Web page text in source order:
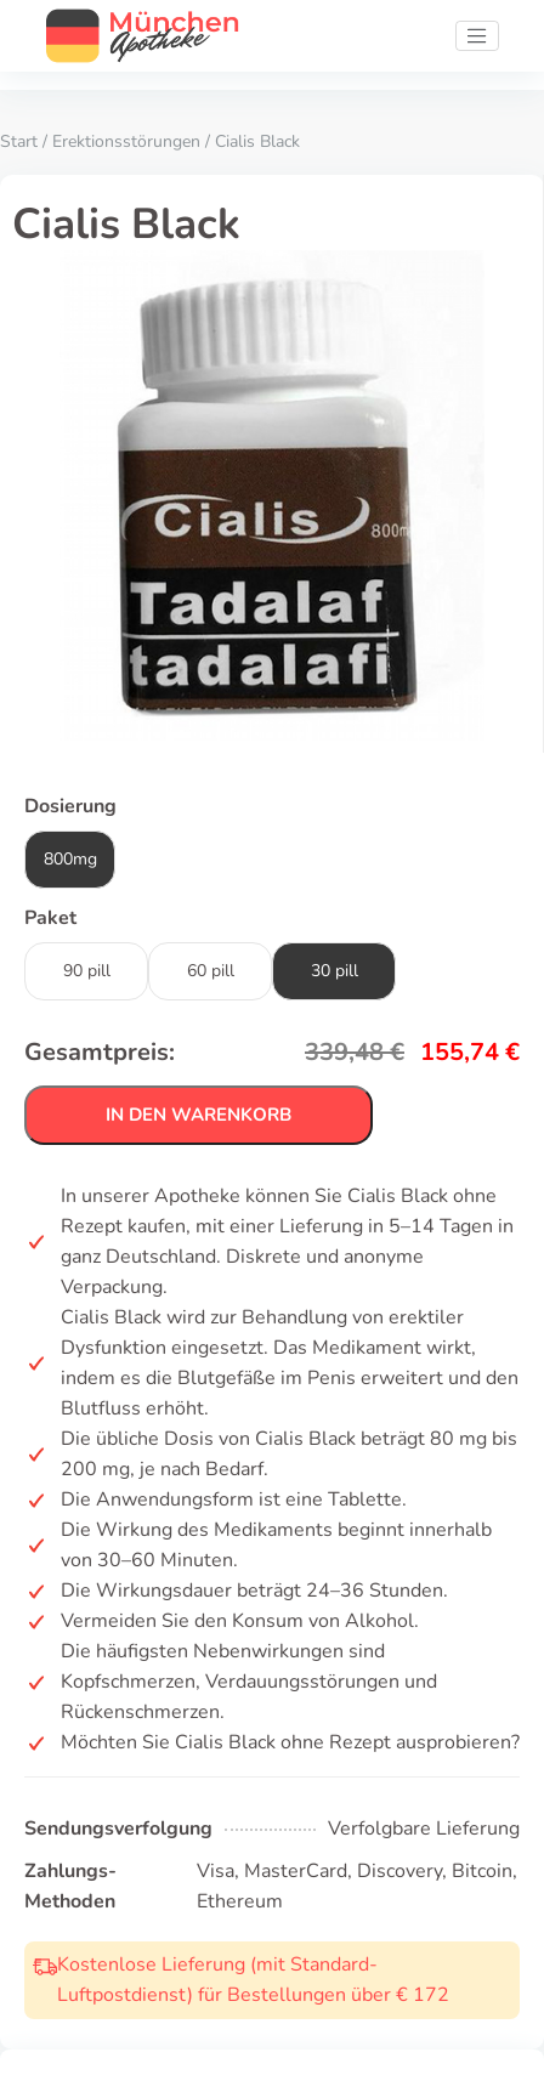
Start / Erektionsstörungen / Cialis Black
Cialis Black
Dosierung
800mg
Paket
90 pill 60 pill 30 pill
Gesamtpreis: 339,48€ 155,74€
IN DEN WARENKORB
In unserer Apotheke können Sie Cialis Black ohne
Rezept kaufen, mit einer Lieferung in 5–14 Tagen in
ganz Deutschland. Diskrete und anonyme
Verpackung.
Cialis Black wird zur Behandlung von erektiler
Dysfunktion eingesetzt. Das Medikament wirkt,
indem es die Blutgefäße im Penis erweitert und den
Blutfluss erhöht.
Die übliche Dosis von Cialis Black beträgt 80 mg bis
200 mg, je nach Bedarf.
Die Anwendungsform ist eine Tablette.
Die Wirkung des Medikaments beginnt innerhalb
von 30–60 Minuten.
Die Wirkungsdauer beträgt 24–36 Stunden.
Vermeiden Sie den Konsum von Alkohol.
Die häufigsten Nebenwirkungen sind
Kopfschmerzen, Verdauungsstörungen und
Rückenschmerzen.
Möchten Sie Cialis Black ohne Rezept ausprobieren?
Sendungsverfolgung
Verfolgbare Lieferung
Zahlungs-
Methoden
Visa, MasterCard, Discovery, Bitcoin,
Ethereum
Kostenlose Lieferung (mit Standard-
Luftpostdienst) für Bestellungen über € 172